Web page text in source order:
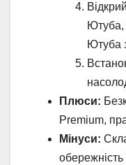
Ютуба,
Ютуба
Плюси:
Premium,
Мінуси: